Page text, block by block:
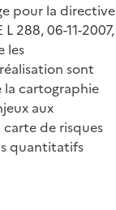
pour la directive
288, 06-11-2007,
les
sont
la cartographie
aux
de risques
quantitatifs